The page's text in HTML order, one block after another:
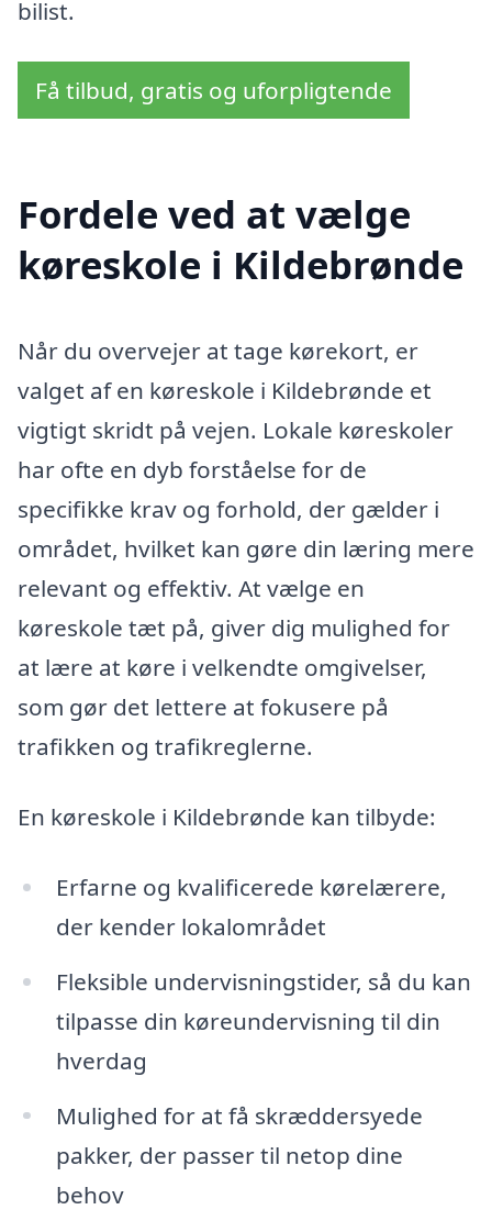
bilist.
Få tilbud, gratis og uforpligtende
Fordele ved at vælge
køreskole i Kildebrønde
Når du overvejer at tage kørekort, er
valget af en køreskole i Kildebrønde et
vigtigt skridt på vejen. Lokale køreskoler
har ofte en dyb forståelse for de
specifikke krav og forhold, der gælder i
området, hvilket kan gøre din læring mere
relevant og effektiv. At vælge en
køreskole tæt på, giver dig mulighed for
at lære at køre i velkendte omgivelser,
som gør det lettere at fokusere på
trafikken og trafikreglerne.
En køreskole i Kildebrønde kan tilbyde:
Erfarne og kvalificerede kørelærere,
der kender lokalområdet
Fleksible undervisningstider, så du kan
tilpasse din køreundervisning til din
hverdag
Mulighed for at få skræddersyede
pakker, der passer til netop dine
behov